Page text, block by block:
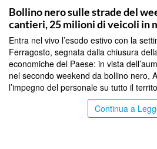
Bollino nero sulle strade del
cantieri, 25 milioni di veicoli in
Entra nel vivo l’esodo estivo con la
Ferragosto, segnata dalla chiusura
economiche del Paese: in vista
nel secondo weekend da bollino nero,
l’impegno del personale su tutto il
Continua a